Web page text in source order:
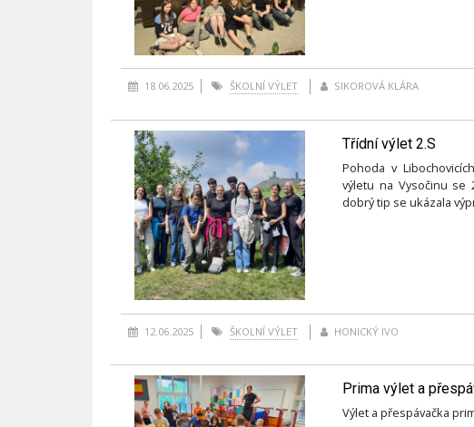
18.06.2025 ŠKOLNÍ VÝLET SIKOROVÁ KLÁRA
Třídní výlet 2.S
Pohoda v
výletu na Vysočinu se
dobrý tip se ukázala
12.06.2025 ŠKOLNÍ VÝLET HONICKÝ IVO
Prima výlet a
Výlet a přespávačka